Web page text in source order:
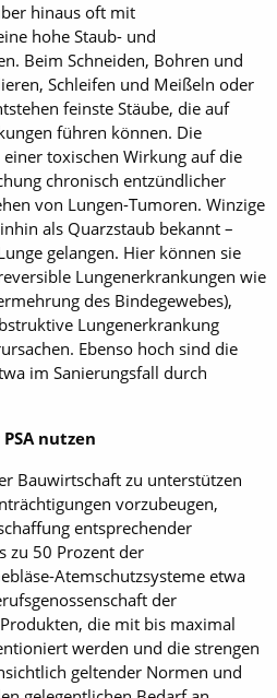
hinaus oft mit
hohe Staub- und
Beim Schneiden, Bohren und
Schleifen und Meißeln oder
feinste Stäube, die auf
führen können. Die
toxischen Wirkung auf die
chronisch entzündlicher
von Lungen-Tumoren. Winzige
als Quarzstaub bekannt –
gelangen. Hier können sie
Lungenerkrankungen wie
des Bindegewebes),
Lungenerkrankung
Ebenso hoch sind die
im Sanierungsfall durch
nutzen
Bauwirtschaft zu unterstützen
vorzubeugen,
entsprechender
zu 50 Prozent der
Atemschutzsysteme etwa
der
die mit bis maximal
werden und die strengen
geltender Normen und